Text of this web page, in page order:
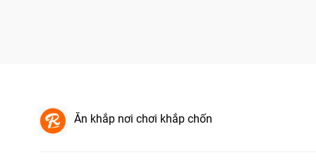
Ăn khắp nơi chơi khắp chốn